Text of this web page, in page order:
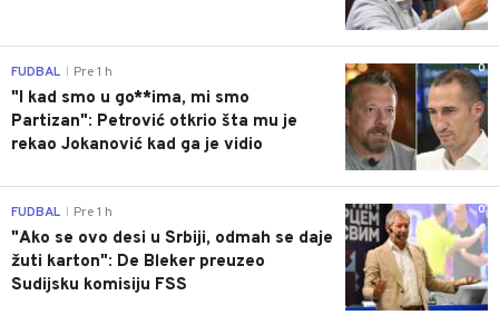
0
FUDBAL Pre 1 h
"I kad smo u go**ima, mi smo
Partizan": Petrović otkrio šta mu je
rekao Jokanović kad ga je vidio
0
FUDBAL Pre 1 h
"Ako se ovo desi u Srbiji, odmah se daje
žuti karton": De Bleker preuzeo
Sudijsku komisiju FSS